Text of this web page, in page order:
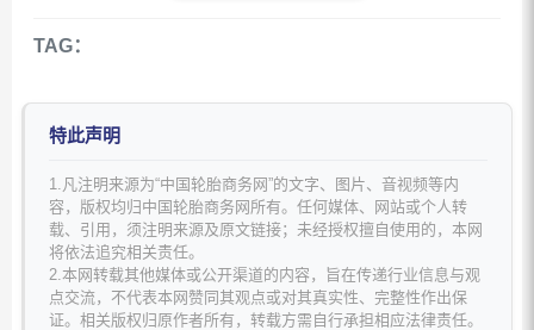
TAG：
特此声明
1.凡注明来源为“中国轮胎商务网”的文字、图片、音视频等内
容，版权均归中国轮胎商务网所有。任何媒体、网站或个人转
载、引用，须注明来源及原文链接；未经授权擅自使用的，本网
将依法追究相关责任。
2.本网转载其他媒体或公开渠道的内容，旨在传递行业信息与观
点交流，不代表本网赞同其观点或对其真实性、完整性作出保
证。相关版权归原作者所有，转载方需自行承担相应法律责任。